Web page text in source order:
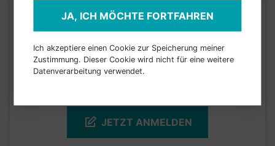
KURSENTWICKLUNG
Einfach und kostenlos
registrieren, um dieses Feature
JETZT ANMELDEN
JA, ICH MÖCHTE FORTFAHREN
Ich akzeptiere einen Cookie zur Speicherung meiner
Zustimmung. Dieser Cookie wird nicht für eine weitere
Datenverarbeitung verwendet.